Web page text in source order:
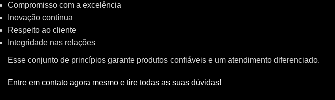
Compromisso com a excelência
Inovação contínua
Respeito ao cliente
Integridade nas relações
Esse conjunto de princípios garante produtos confiáveis e um atendimento diferenciado.
Entre em contato agora mesmo e tire todas as suas dúvidas!